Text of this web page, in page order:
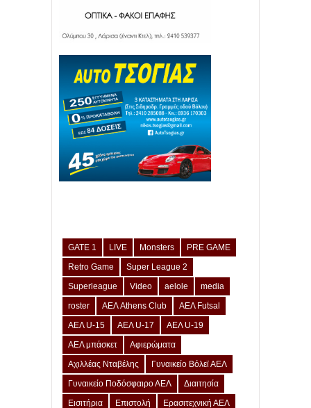
GATE 1 LIVE Monsters
PRE GAME
Retro Game
Super League 2
Superleague
Video aelole
media
roster
ΑΕΛ Athens Club
ΑΕΛ Futsal
ΑΕΛ U-15
ΑΕΛ U-17
ΑΕΛ U-19
ΑΕΛ μπάσκετ
Αφιερώματα
Αχιλλέας Νταβέλης
Γυναικείο Βόλεϊ ΑΕΛ
Γυναικείο Ποδόσφαιρο ΑΕΛ
Διαιτησία
Εισιτήρια
Επιστολή Ερασιτεχνική ΑΕΛ